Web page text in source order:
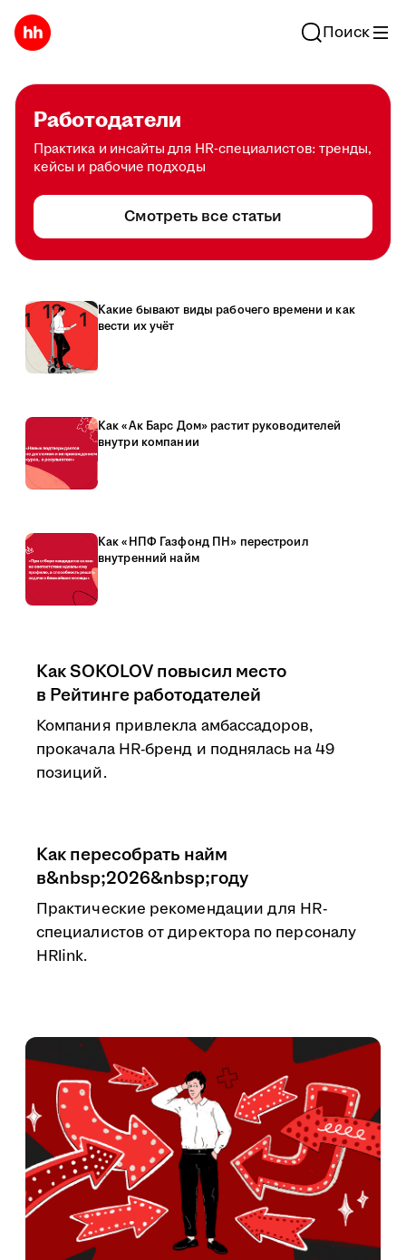
Поиск
Работодатели
Практика и инсайты для HR-специалистов: тренды,
кейсы и рабочие подходы
Смотреть все статьи
Какие бывают виды рабочего времени и как
вести их учёт
Как «Ак Барс Дом» растит руководителей
внутри компании
Как «НПФ Газфонд ПН» перестроил
внутренний найм
Как SOKOLOV повысил место
в Рейтинге работодателей
Компания привлекла амбассадоров,
прокачала HR-бренд и поднялась на 49
позиций.
Как пересобрать найм
в&nbsp;2026&nbsp;году
Практические рекомендации для HR-
специалистов от директора по персоналу
HRlink.